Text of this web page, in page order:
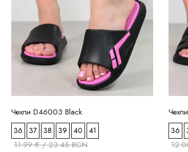
Чехли D46003 Black
36 37 38 39 40 41
11.99 € / 23.45 BGN
36